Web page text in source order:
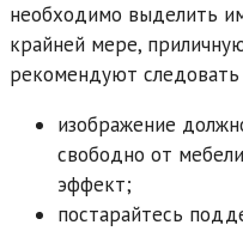
необходимо выделить
крайней мере,
рекомендуют
изображение
свободно от
эффект;
постарайтесь